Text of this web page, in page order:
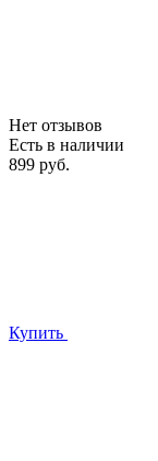
Нет отзывов
Есть в наличии
899 руб.
Купить